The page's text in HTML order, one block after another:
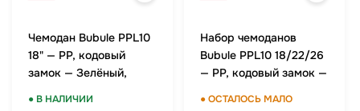
Чемодан Bubule PPL10
18" — PP, кодовый
замок — Зелёный,
● В НАЛИЧИИ
Набор чемоданов
Bubule PPL10 18/22/26
— PP, кодовый замок —
● ОСТАЛОСЬ МАЛО